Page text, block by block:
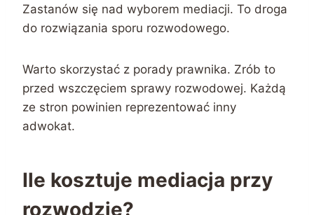
Zastanów się nad wyborem mediacji. To droga
do rozwiązania sporu rozwodowego.
Warto skorzystać z porady prawnika. Zrób to
przed wszczęciem sprawy rozwodowej. Każdą
ze stron powinien reprezentować inny
adwokat.
Ile kosztuje mediacja przy
rozwodzie?